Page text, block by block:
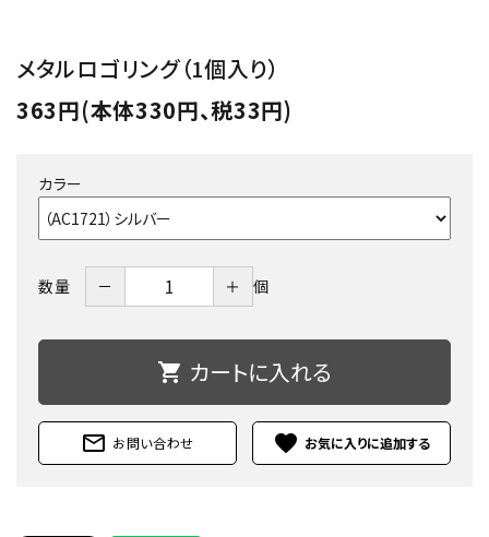
メタルロゴリング（1個入り）
363円(本体330円、税33円)
カラー
数量 － ＋ 個
shopping_cart カートに入れる
mail_outline お問い合わせ favorite